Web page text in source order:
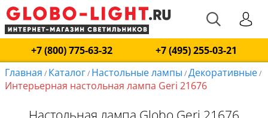
+7 (800) 775-63-32
+7 (495) 255-03-21
Главная / Каталог/ Настольные лампы /Декоративные/
Интерьерная настольная лампа Geri 21676